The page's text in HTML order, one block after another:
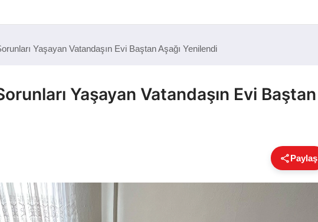
Yaşayan Vatandaşın Evi Baştan Aşağı Yenilendi
Yaşayan Vatandaşın Evi Baştan
Paylaş